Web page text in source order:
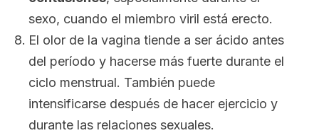
sexo, cuando el miembro viril está erecto.
El olor de la vagina tiende a ser ácido antes
del período y hacerse más fuerte durante el
ciclo menstrual. También puede
intensificarse después de hacer ejercicio y
durante las relaciones sexuales.